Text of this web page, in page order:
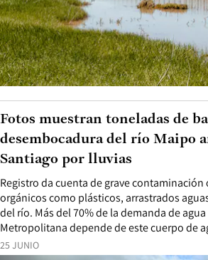
25 JUNIO
Registro da cuenta de grave
orgánicos como plásticos, arrastrados
del río. Más del 70% de la demanda de
Metropolitana depende de este cuerpo de
Fotos muestran toneladas de
desembocadura del río Maipo
Santiago por lluvias